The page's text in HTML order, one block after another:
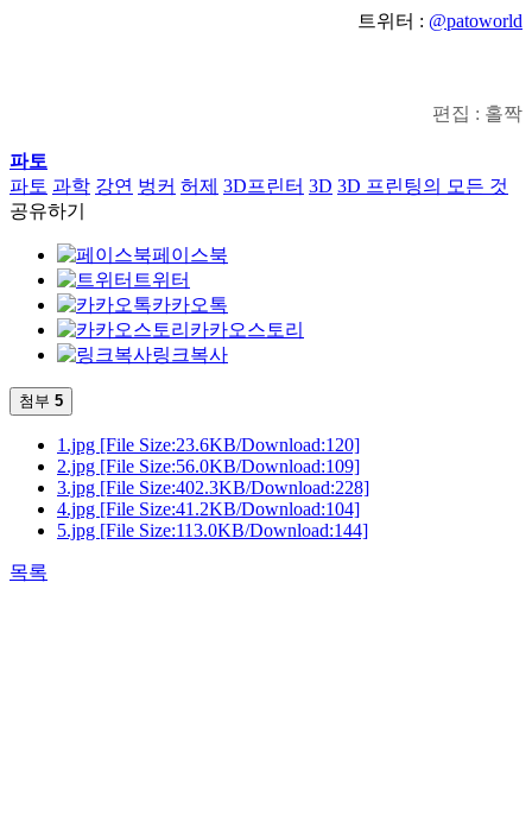
트위터 : @patoworld
편집 : 홀짝
파토
파토 과학 강연 벙커 허제 3D프린터 3D 3D 프린팅의 모든 것
공유하기
페이스북
트위터
카카오톡
카카오스토리
링크복사
첨부 5
1.jpg [File Size:23.6KB/Download:120]
2.jpg [File Size:56.0KB/Download:109]
3.jpg [File Size:402.3KB/Download:228]
4.jpg [File Size:41.2KB/Download:104]
5.jpg [File Size:113.0KB/Download:144]
목록